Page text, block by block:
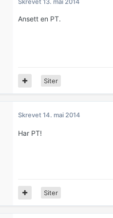
Ansett en PT.
Siter
Skrevet14. mai 2014
Har PT!
Siter